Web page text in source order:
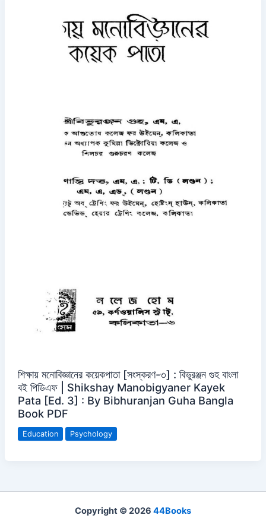
শিক্ষায় মনোবিজ্ঞানের কয়েকপাতা [সংস্করণ-৩] : বিভুরঞ্জন গুহ বাংলা
বই পিডিএফ | Shikshay Manobigyaner Kayek
Pata [Ed. 3] : By Bibhuranjan Guha Bangla
Book PDF
Education Psychology
Copyright © 2026 44Books